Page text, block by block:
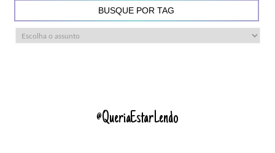
BUSQUE POR TAG
@QueriaEstarLendo